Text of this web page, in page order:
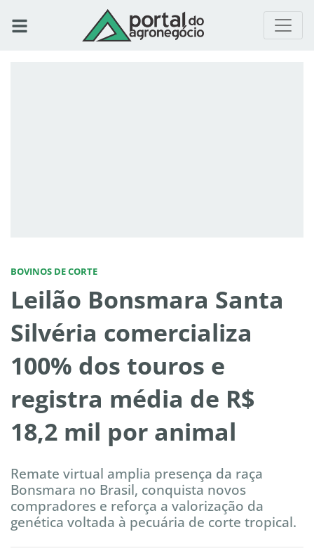
BOVINOS DE CORTE
Leilão Bonsmara Santa
Silvéria comercializa
100% dos touros e
registra média de R$
18,2 mil por animal
Remate virtual amplia presença da raça
Bonsmara no Brasil, conquista novos
compradores e reforça a valorização da
genética voltada à pecuária de corte tropical.